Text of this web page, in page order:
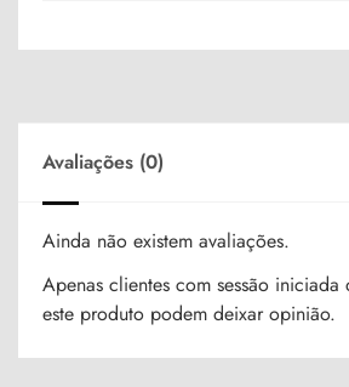
Avaliações (0)
Ainda não existem avaliações.
Apenas clientes com sessão iniciada
este produto podem deixar opinião.